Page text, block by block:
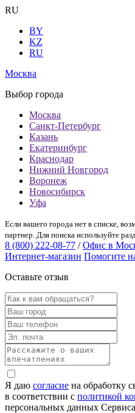
RU
BY
KZ
RU
Москва
Выбор города
Москва
Санкт-Петербург
Казань
Екатеринбург
Краснодар
Нижний Новгород
Воронеж
Новосибирск
Уфа
Если вашего города нет в списке,
партнер. Для поиска используйте
8 (800) 222-08-77 / Офис в
Интернет-магазин Помогите
Оставьте отзыв
Я даю согласие на обработку
в соответствии с политикой
персональных данных